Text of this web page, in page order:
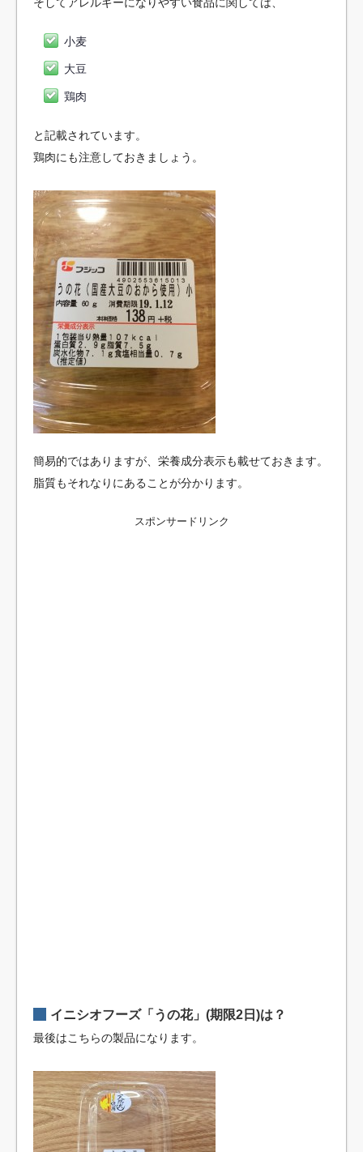
そしてアレルギーになりやすい食品に関しては、
小麦
大豆
鶏肉
と記載されています。
鶏肉にも注意しておきましょう。
簡易的ではありますが、栄養成分表示も載せておきます。
脂質もそれなりにあることが分かります。
スポンサードリンク
イニシオフーズ「うの花」(期限2日)は？
最後はこちらの製品になります。